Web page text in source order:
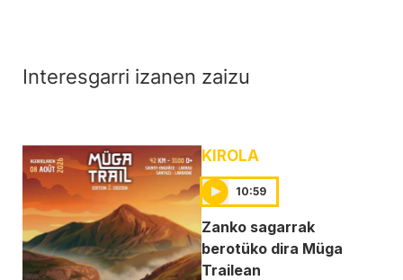
Interesgarri izanen zaizu
KIROLA
10:59
Zanko sagarrak
berotüko dira Müga
Trailean